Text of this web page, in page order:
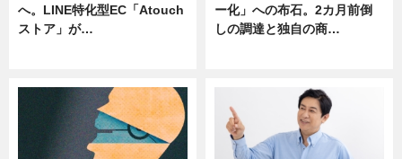
へ。LINE特化型EC「Atouch
ストア」が…
ー化」への布石。2カ月前倒
しの調達と独自の商…